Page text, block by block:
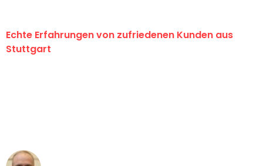
Echte Erfahrungen von zufriedenen Kunden aus
Stuttgart